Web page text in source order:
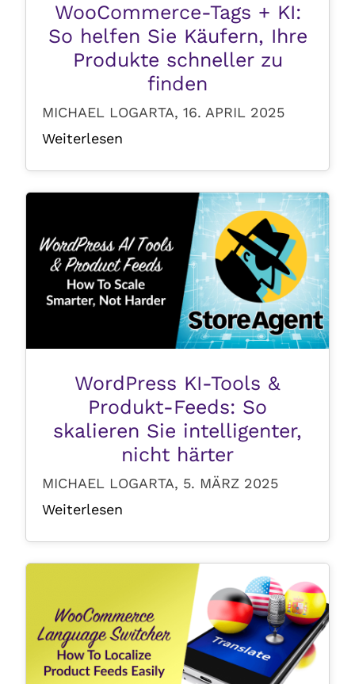
WooCommerce-Tags + KI:
So helfen Sie Käufern, Ihre
Produkte schneller zu
finden
MICHAEL LOGARTA, 16. APRIL 2025
Weiterlesen
WordPress KI-Tools &
Produkt-Feeds: So
skalieren Sie intelligenter,
nicht härter
MICHAEL LOGARTA, 5. MÄRZ 2025
Weiterlesen